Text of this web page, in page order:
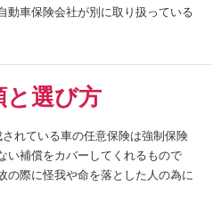
動車保険会社が別に取り扱っている
と選び方
れている車の任意保険は強制保険
い補償をカバーしてくれるもので
の際に怪我や命を落とした人の為に